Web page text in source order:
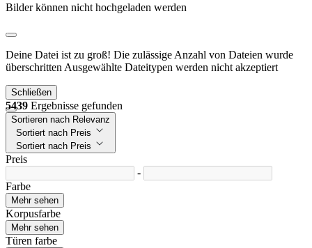
Bilder können nicht hochgeladen werden
Deine Datei ist zu groß! Die zulässige Anzahl von Dateien wurde
überschritten Ausgewählte Dateitypen werden nicht akzeptiert
Schließen
5439 Ergebnisse gefunden
Sortieren nach Relevanz
Sortiert nach Preis
Sortiert nach Preis
Preis
-
Farbe
Mehr sehen
Korpusfarbe
Mehr sehen
Türen farbe